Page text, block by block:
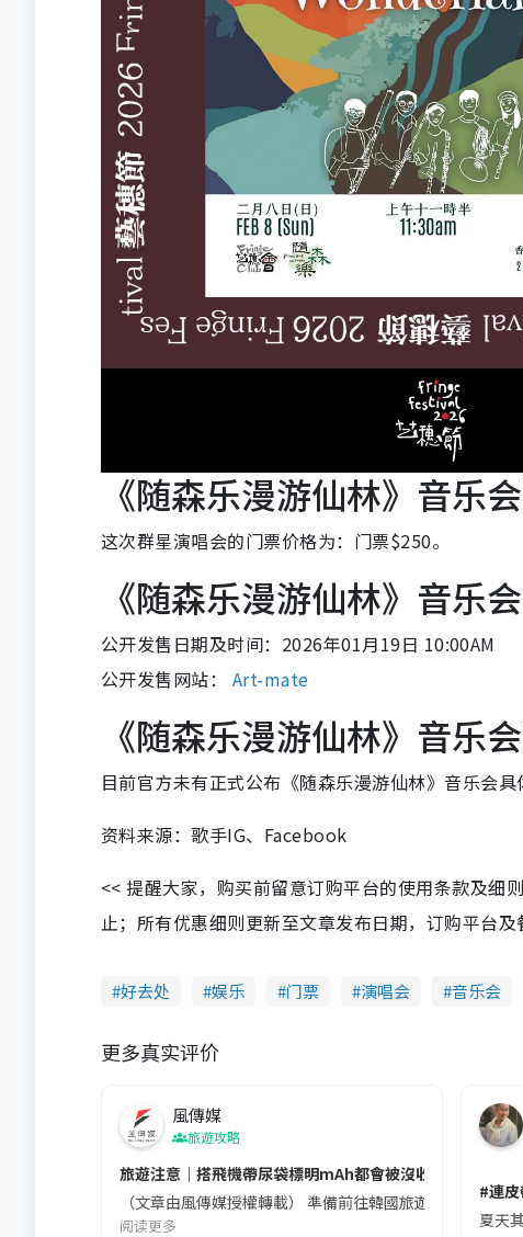
《随森乐漫游仙林》音乐
这次群星演唱会的门票价格为：门票$250。
《随森乐漫游仙林》音乐
公开发售日期及时间：2026年01月19日 10:00AM
公开发售网站： Art-mate
《随森乐漫游仙林》音乐
目前官方未有正式公布《随森乐漫游仙林》音乐会具
资料来源：歌手IG、Facebook
<< 提醒大家，购买前留意订购平台的使用条款及细
止；所有优惠细则更新至文章发布日期，订购平台
好去处 娱乐 门票 演唱会 音乐会
更多真实评价
風傳媒
旅遊攻略
旅遊注意｜搭飛機帶尿袋標明mAh都會被沒收😱出發前切記
（文章由風傳媒授權轉載） 準備前往韓國旅遊的民眾，
阅读更多
#連皮
夏天